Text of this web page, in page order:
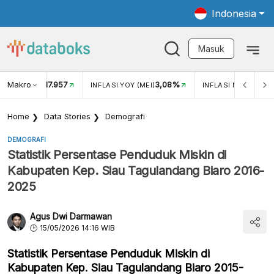
Indonesia
Masuk
Makro
USD/IDR 17.957 INFLASI YOY (MEI)3,08% INFLASI MOM (MEI)
Home Data Stories Demografi
DEMOGRAFI
Statistik Persentase Penduduk Miskin di
Kabupaten Kep. Siau Tagulandang Biaro 2016-
2025
Agus Dwi Darmawan
15/05/2026 14:16 WIB
Statistik Persentase Penduduk Miskin di
Kabupaten Kep. Siau Tagulandang Biaro 2015-